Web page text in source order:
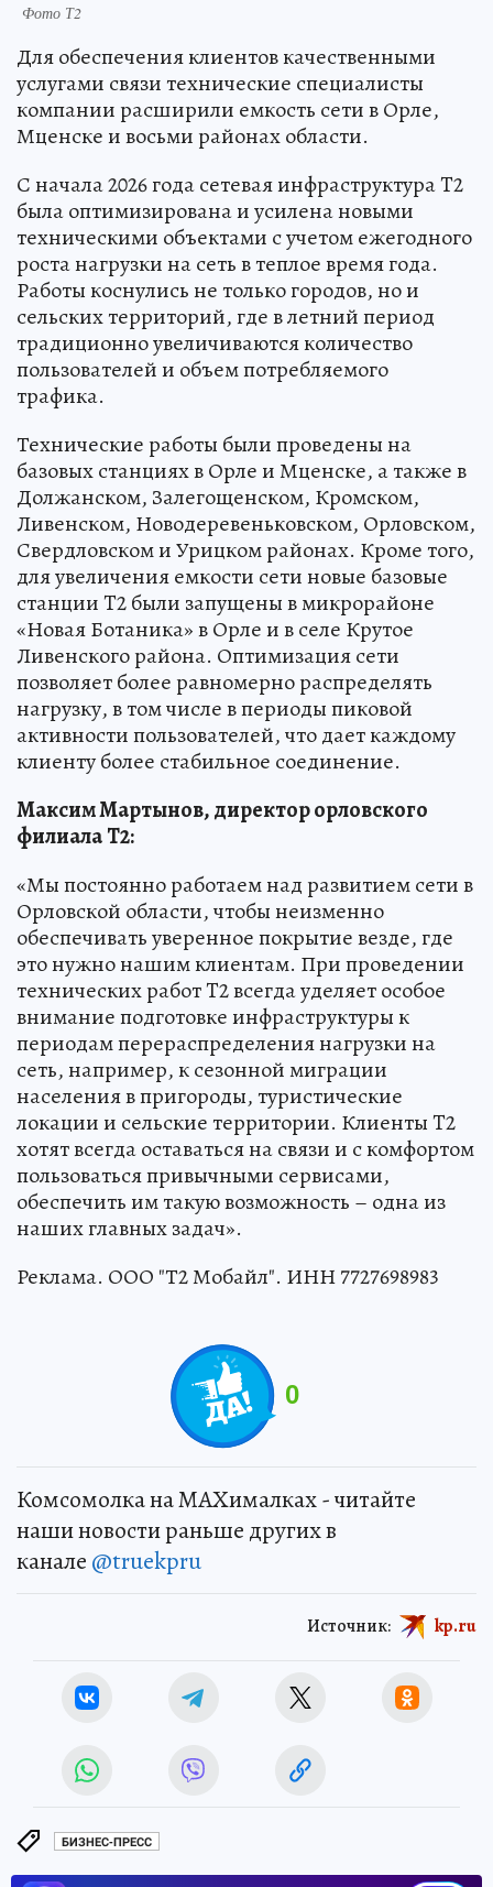
Фото Т2
Для обеспечения клиентов качественными
услугами связи технические специалисты
компании расширили емкость сети в Орле,
Мценске и восьми районах области.
С начала 2026 года сетевая инфраструктура T2
была оптимизирована и усилена новыми
техническими объектами с учетом ежегодного
роста нагрузки на сеть в теплое время года.
Работы коснулись не только городов, но и
сельских территорий, где в летний период
традиционно увеличиваются количество
пользователей и объем потребляемого
трафика.
Технические работы были проведены на
базовых станциях в Орле и Мценске, а также в
Должанском, Залегощенском, Кромском,
Ливенском, Новодеревеньковском, Орловском,
Свердловском и Урицком районах. Кроме того,
для увеличения емкости сети новые базовые
станции T2 были запущены в микрорайоне
«Новая Ботаника» в Орле и в селе Крутое
Ливенского района. Оптимизация сети
позволяет более равномерно распределять
нагрузку, в том числе в периоды пиковой
активности пользователей, что дает каждому
клиенту более стабильное соединение.
Максим Мартынов, директор орловского
филиалаT2:
«Мы постоянно работаем над развитием сети в
Орловской области, чтобы неизменно
обеспечивать уверенное покрытие везде, где
это нужно нашим клиентам. При проведении
технических работ T2 всегда уделяет особое
внимание подготовке инфраструктуры к
периодам перераспределения нагрузки на
сеть, например, к сезонной миграции
населения в пригороды, туристические
локации и сельские территории. Клиенты T2
хотят всегда оставаться на связи и с комфортом
пользоваться привычными сервисами,
обеспечить им такую возможность – одна из
наших главных задач».
Реклама. ООО "Т2 Мобайл". ИНН 7727698983
0
Комсомолка на MAXималках - читайте
наши новости раньше других в
канале @truekpru
Источник: kp.ru
БИЗНЕС-ПРЕСС